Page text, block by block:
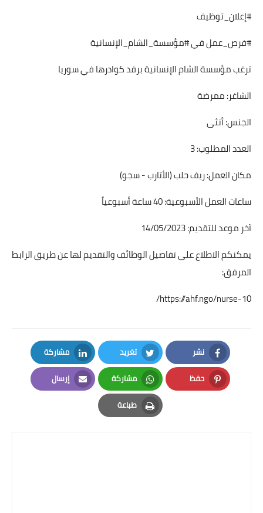
#إعلان_توظيف
#فرص_عمل في #مؤسسة_الشام_الإنسانية
ترغب مؤسسة الشام الإنسانية برفد كوادرها في سوريا
الشاغر: ممرضة
الجنس: أنثى
العدد المطلوب: 3
مكان العمل: ريف حلب (الأتارب - سجو)
ساعات العمل الأسبوعية: 40 ساعة أسبوعياً
آخر موعد للتقديم: 14/05/2023
يمكنكم الاطلاع على تفاصيل الوظائف والتقديم لها عن طريق الرابط
المرفق:
https://ahf.ngo/nurse-10/
نشر
Facebook
تغريد
Twitter
مشاركة
LinkedIn
حفظ
Pinterest
مشاركة
Whatsapp
إرسال
Email
طباعة
Print